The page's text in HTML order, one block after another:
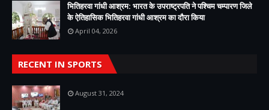
भितिहरवा गांधी आश्रम: भारत के उपराष्ट्रपति ने पश्चिम चम्पारण जिले
के ऐतिहासिक भितिहरवा गांधी आश्रम का दौरा किया
April 04, 2026
RECENT IN SPORTS
August 31, 2024